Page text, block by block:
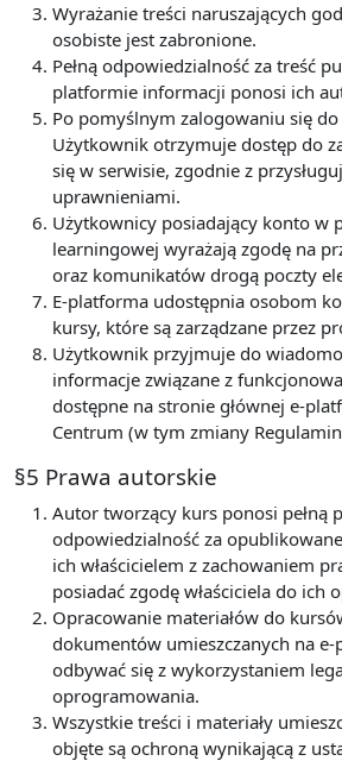
Wyrażanie treści naruszających
osobiste jest zabronione.
Pełną odpowiedzialność za treść
platformie informacji ponosi ich
Po pomyślnym zalogowaniu się
Użytkownik otrzymuje dostęp do
się w serwisie, zgodnie z
uprawnieniami.
Użytkownicy posiadający konto w
learningowej wyrażają zgodę na
oraz komunikatów drogą poczty
E-platforma udostępnia osobom
kursy, które są zarządzane przez
Użytkownik przyjmuje do
informacje związane z
dostępne na stronie głównej e-
Centrum (w tym zmiany
§5 Prawa autorskie
Autor tworzący kurs ponosi pełną
odpowiedzialność za
ich właścicielem z zachowaniem
posiadać zgodę właściciela do ich
Opracowanie materiałów do
dokumentów umieszczanych na
odbywać się z wykorzystaniem
oprogramowania.
Wszystkie treści i materiały
objęte są ochroną wynikającą z